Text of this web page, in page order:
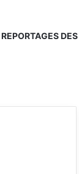
REPORTAGES